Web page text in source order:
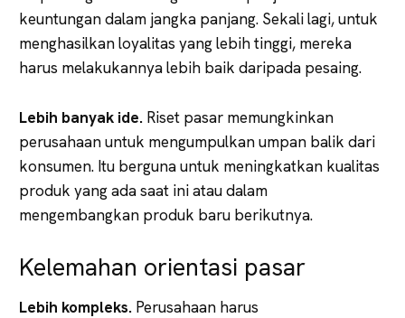
keuntungan dalam jangka panjang. Sekali lagi, untuk
menghasilkan loyalitas yang lebih tinggi, mereka
harus melakukannya lebih baik daripada pesaing.
Lebih banyak ide. Riset pasar memungkinkan
perusahaan untuk mengumpulkan umpan balik dari
konsumen. Itu berguna untuk meningkatkan kualitas
produk yang ada saat ini atau dalam
mengembangkan produk baru berikutnya.
Kelemahan orientasi pasar
Lebih kompleks. Perusahaan harus